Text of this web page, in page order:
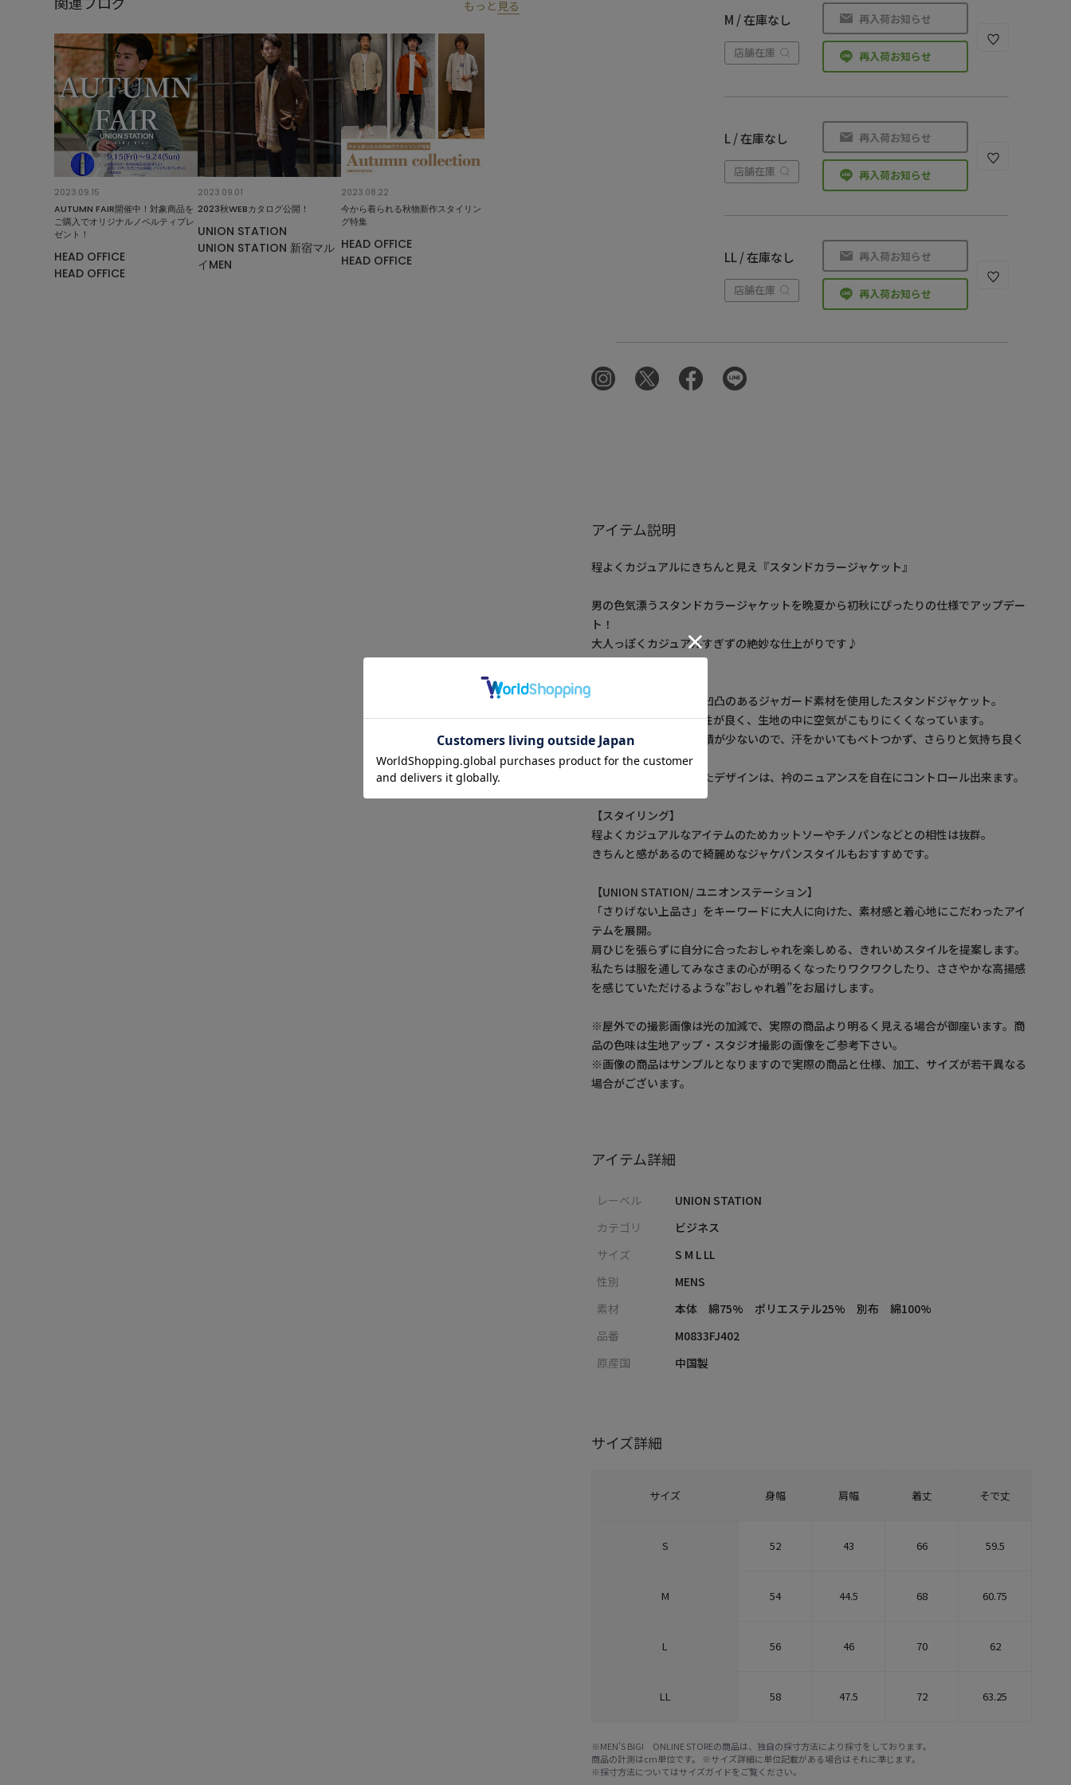
もっと 見る
2023.09.15
AUTUMN FAIR開催中！対象商品を
ご購入でオリジナルノベルティプレ
ゼント！
HEAD OFFICE
HEAD OFFICE
2023.09.01
2023秋WEBカタログ公開！
UNION STATION
UNION STATION 新宿マル
イMEN
2023.08.22
今から着られる秋物新作スタイリン
グ特集
HEAD OFFICE
HEAD OFFICE
M / 在庫なし
店舗在庫
再入荷お知らせ
再入荷お知らせ
L / 在庫なし
店舗在庫
再入荷お知らせ
再入荷お知らせ
LL / 在庫なし
店舗在庫
再入荷お知らせ
再入荷お知らせ
アイテム説明
程よくカジュアルにきちんと見え『スタンドカラージャケット』
男の色気漂うスタンドカラージャケットを晩夏から初秋にぴったりの仕様でアップデー
ト！
大人っぽくカジュアルすぎずの絶妙な仕上がりです♪
サッカー生地のように凹凸のあるジャガード素材を使用したスタンドジャケット。
凹凸があるので、通気性が良く、生地の中に空気がこもりにくくなっています。
また、肌に触れる表面積が少ないので、汗をかいてもベトつかず、さらりと気持ち良く
着ることができます。
衿端にワイヤーが入ったデザインは、衿のニュアンスを自在にコントロール出来ます。
【スタイリング】
程よくカジュアルなアイテムのためカットソーやチノパンなどとの相性は抜群。
きちんと感があるので綺麗めなジャケパンスタイルもおすすめです。
【UNION STATION/ ユニオンステーション】
「さりげない上品さ」をキーワードに大人に向けた、素材感と着心地にこだわったアイ
テムを展開。
肩ひじを張らずに自分に合ったおしゃれを楽しめる、きれいめスタイルを提案します。
私たちは服を通してみなさまの心が明るくなったりワクワクしたり、ささやかな高揚感
を感じていただけるような”おしゃれ着”をお届けします。
※屋外での撮影画像は光の加減で、実際の商品より明るく見える場合が御座います。商
品の色味は生地アップ・スタジオ撮影の画像をご参考下さい。
※画像の商品はサンプルとなりますので実際の商品と仕様、加工、サイズが若干異なる
場合がございます。
アイテム詳細
レーベル
UNION STATION
カテゴリ
ビジネス
サイズ
S M L LL
性別
MENS
素材
本体 綿75% ポリエステル25% 別布 綿100%
品番
M0833FJ402
原産国
中国製
サイズ詳細
サイズ 身幅 肩幅 着丈 そで丈
S 52 43 66 59.5
M 54 44.5 68 60.75
L 56 46 70 62
LL 58 47.5 72 63.25
※MEN'S BIGI ONLINE STOREの商品は、独自の採寸方法により採寸をしております。
商品の計測はcm単位です。 ※サイズ詳細に単位記載がある場合はそれに準じます。
※採寸方法についてはサイズガイドをご覧ください。